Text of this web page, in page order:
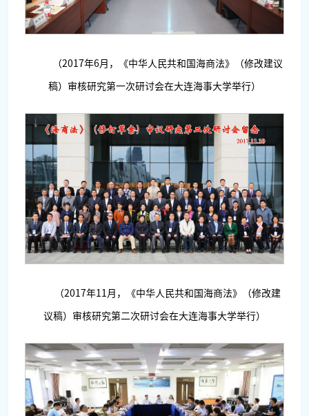
（2017年6月，《中华人民共和国海商法》（修改建议
稿）审核研究第一次研讨会在大连海事大学举行）
（2017年11月，《中华人民共和国海商法》（修改建
议稿）审核研究第二次研讨会在大连海事大学举行）